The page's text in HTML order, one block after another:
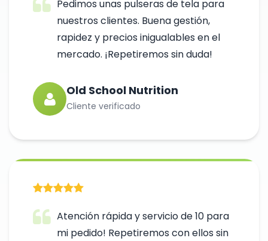
Pedimos unas pulseras de tela para
nuestros clientes. Buena gestión,
rapidez y precios inigualables en el
mercado. ¡Repetiremos sin duda!
Old School Nutrition
Cliente verificado
Atención rápida y servicio de 10 para
mi pedido! Repetiremos con ellos sin